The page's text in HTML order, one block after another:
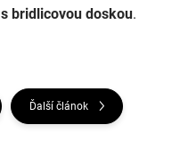
bridlicovou doskou.
Ďalší článok